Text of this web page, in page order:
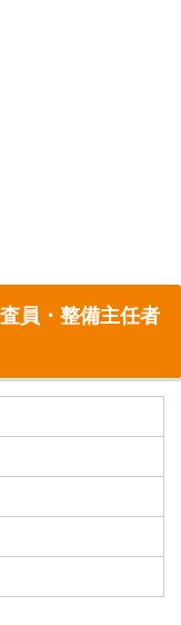
員・整備主任者